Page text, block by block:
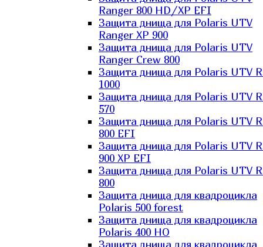
Ranger 800 HD/XP EFI
Защита днища для Polaris UTV
Ranger XP 900
Защита днища для Polaris UTV
Ranger Сrew 800
Защита днища для Polaris UTV
1000
Защита днища для Polaris UTV
570
Защита днища для Polaris UTV
800 EFI
Защита днища для Polaris UTV
900 XP EFI
Защита днища для Polaris UTV
800
Защита днища для квадроцикла
Polaris 500 forest
Защита днища для квадроцикла
Polaris 400 HO
Защита днища для квадроцикла